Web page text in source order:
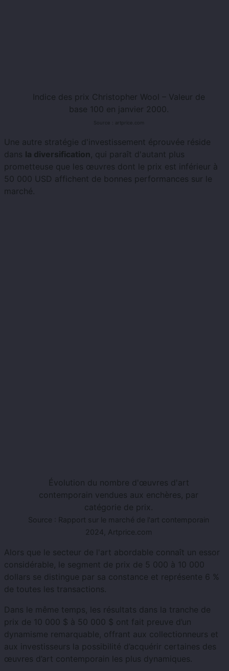
Indice des prix Christopher Wool – Valeur de
base 100 en janvier 2000.
Source : artprice.com
Une autre stratégie d'investissement éprouvée réside
dans la diversification, qui paraît d'autant plus
prometteuse que les œuvres dont le prix est inférieur à
50 000 USD affichent de bonnes performances sur le
marché.
Évolution du nombre d'œuvres d'art
contemporain vendues aux enchères, par
catégorie de prix.
Source : Rapport sur le marché de l'art contemporain
2024, Artprice.com
Alors que le secteur de l'art abordable connaît un essor
considérable, le segment de prix de 5 000 à 10 000
dollars se distingue par sa constance et représente 6 %
de toutes les transactions.
Dans le même temps, les résultats dans la tranche de
prix de 10 000 $ à 50 000 $ ont fait preuve d’un
dynamisme remarquable, offrant aux collectionneurs et
aux investisseurs la possibilité d’acquérir certaines des
œuvres d’art contemporain les plus dynamiques.